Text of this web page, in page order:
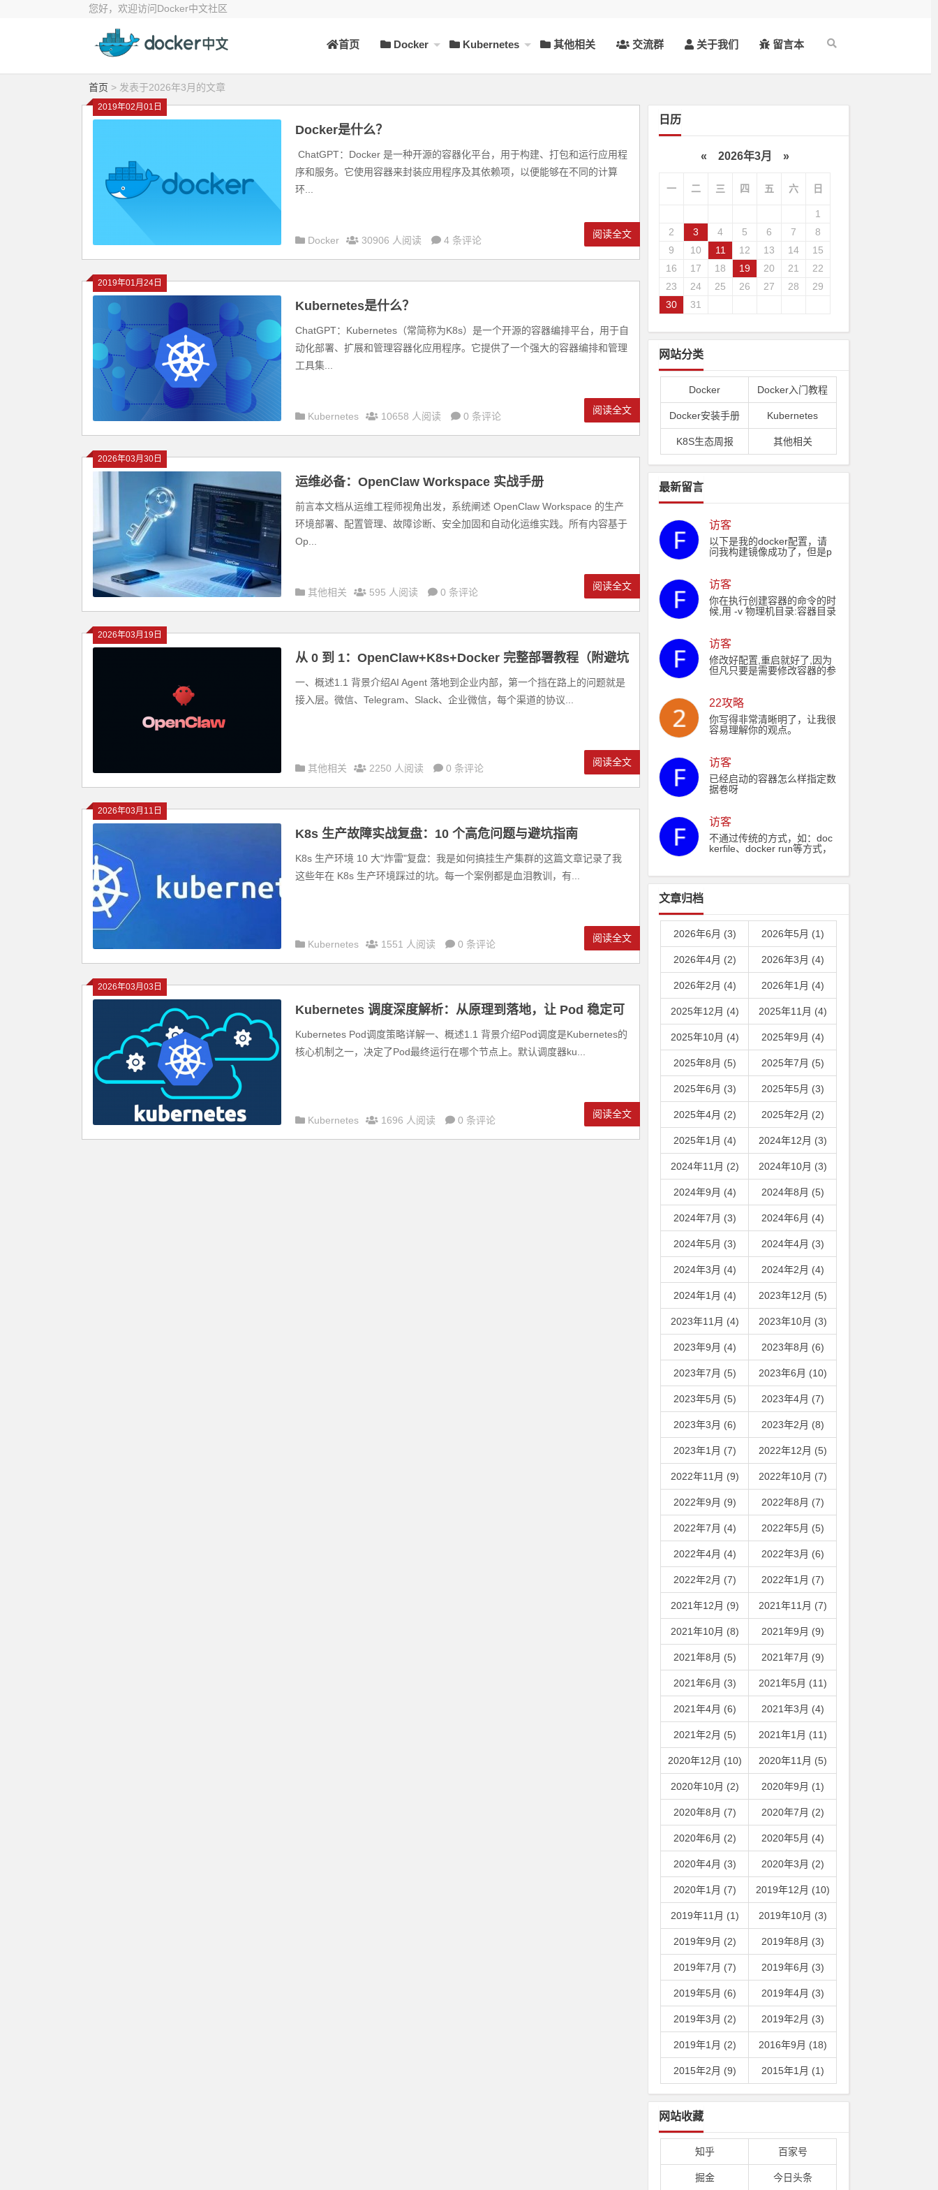
您好，欢迎访问Docker中文社区
首页 Docker Kubernetes 其他相关 交流群 关于我们 留言本
首页 > 发表于2026年3月的文章
2019年02月01日
Docker是什么？
ChatGPT：Docker 是一种开源的容器化平台，用于构建、打包和运行应用程
序和服务。它使用容器来封装应用程序及其依赖项，以便能够在不同的计算
环...
Docker 30906 人阅读 4 条评论
阅读全文
2019年01月24日
Kubernetes是什么？
ChatGPT：Kubernetes（常简称为K8s）是一个开源的容器编排平台，用于自
动化部署、扩展和管理容器化应用程序。它提供了一个强大的容器编排和管理
工具集...
Kubernetes 10658 人阅读 0 条评论
阅读全文
2026年03月30日
运维必备：OpenClaw Workspace 实战手册
前言本文档从运维工程师视角出发，系统阐述 OpenClaw Workspace 的生产
环境部署、配置管理、故障诊断、安全加固和自动化运维实践。所有内容基于
Op...
其他相关 595 人阅读 0 条评论
阅读全文
2026年03月19日
从 0 到 1：OpenClaw+K8s+Docker 完整部署教程（附避坑
+ 排错）
一、概述1.1 背景介绍AI Agent 落地到企业内部，第一个挡在路上的问题就是
接入层。微信、Telegram、Slack、企业微信，每个渠道的协议...
其他相关 2250 人阅读 0 条评论
阅读全文
2026年03月11日
K8s 生产故障实战复盘：10 个高危问题与避坑指南
K8s 生产环境 10 大"炸雷"复盘：我是如何搞挂生产集群的这篇文章记录了我
这些年在 K8s 生产环境踩过的坑。每一个案例都是血泪教训，有...
Kubernetes 1551 人阅读 0 条评论
阅读全文
2026年03月03日
Kubernetes 调度深度解析：从原理到落地，让 Pod 稳定可
控
Kubernetes Pod调度策略详解一、概述1.1 背景介绍Pod调度是Kubernetes的
核心机制之一，决定了Pod最终运行在哪个节点上。默认调度器ku...
Kubernetes 1696 人阅读 0 条评论
阅读全文
日历
« 2026年3月 »
一 二 三 四 五 六 日
1
2
3 4 5 6 7
8
9
10 11 12 13 14
15
16
17 18 19 20 21
22
23
24 25 26 27 28
29
30
31
网站分类
Docker Docker入门教程
Docker安装手册 Kubernetes
K8S生态周报 其他相关
最新留言
访客
以下是我的docker配置，请
问我构建镜像成功了，但是p
ROM hub.sfjswl.com/basic/n
ode:14" ˃ ./Dockerfile echo
"RUN rpm -Uvh http://nginx.
org/packages/centos/7/noar
˃˃ ./Dockerfile echo "RUN y
um install -y nginx" ˃˃ ./Doc
kerfile echo "WORKDIR /ww
w" ˃˃ ./Dockerfile echo "CO
erfile #切换淘宝源避免yarn
安装pm2总是失败问题 echo
"RUN yarn config set registr
y https://registry.npm.taoba
y" ˃˃ ./Dockerfile echo "RUN
yarn && yarn global add pm
2" ˃˃ ./Dockerfile echo "COP
Y ./output/dist/html /usr/shar
onf /etc/nginx/nginx.conf" ˃˃
./Dockerfile echo "RUN wher
eis nginx" ˃˃ ./Dockerfile ec
ho "EXPOSE 8000" ˃˃ ./Doc
process.json && nginx -g 'da
emon off;'" ˃˃ ./Dockerfile
访客
你在执行创建容器的命令的时
候,用 -v 物理机目录:容器目录
访客
修改好配置,重启就好了,因为
但凡只要是需要修改容器的参
22攻略
你写得非常清晰明了，让我很
容易理解你的观点。
访客
已经启动的容器怎么样指定数
据卷呀
访客
不通过传统的方式，如：doc
kerfile、docker run等方式，
文章归档
2026年6月 (3) 2026年5月 (1)
2026年4月 (2) 2026年3月 (4)
2026年2月 (4) 2026年1月 (4)
2025年12月 (4) 2025年11月 (4)
2025年10月 (4) 2025年9月 (4)
2025年8月 (5) 2025年7月 (5)
2025年6月 (3) 2025年5月 (3)
2025年4月 (2) 2025年2月 (2)
2025年1月 (4) 2024年12月 (3)
2024年11月 (2) 2024年10月 (3)
2024年9月 (4) 2024年8月 (5)
2024年7月 (3) 2024年6月 (4)
2024年5月 (3) 2024年4月 (3)
2024年3月 (4) 2024年2月 (4)
2024年1月 (4) 2023年12月 (5)
2023年11月 (4) 2023年10月 (3)
2023年9月 (4) 2023年8月 (6)
2023年7月 (5) 2023年6月 (10)
2023年5月 (5) 2023年4月 (7)
2023年3月 (6) 2023年2月 (8)
2023年1月 (7) 2022年12月 (5)
2022年11月 (9) 2022年10月 (7)
2022年9月 (9) 2022年8月 (7)
2022年7月 (4) 2022年5月 (5)
2022年4月 (4) 2022年3月 (6)
2022年2月 (7) 2022年1月 (7)
2021年12月 (9) 2021年11月 (7)
2021年10月 (8) 2021年9月 (9)
2021年8月 (5) 2021年7月 (9)
2021年6月 (3) 2021年5月 (11)
2021年4月 (6) 2021年3月 (4)
2021年2月 (5) 2021年1月 (11)
2020年12月 (10) 2020年11月 (5)
2020年10月 (2) 2020年9月 (1)
2020年8月 (7) 2020年7月 (2)
2020年6月 (2) 2020年5月 (4)
2020年4月 (3) 2020年3月 (2)
2020年1月 (7) 2019年12月 (10)
2019年11月 (1) 2019年10月 (3)
2019年9月 (2) 2019年8月 (3)
2019年7月 (7) 2019年6月 (3)
2019年5月 (6) 2019年4月 (3)
2019年3月 (2) 2019年2月 (3)
2019年1月 (2) 2016年9月 (18)
2015年2月 (9) 2015年1月 (1)
网站收藏
知乎 百家号
掘金 今日头条